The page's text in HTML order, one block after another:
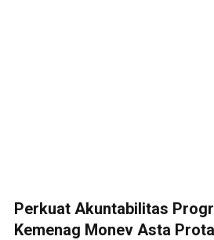
Perkuat Akuntabilitas
Kemenag Monev Asta